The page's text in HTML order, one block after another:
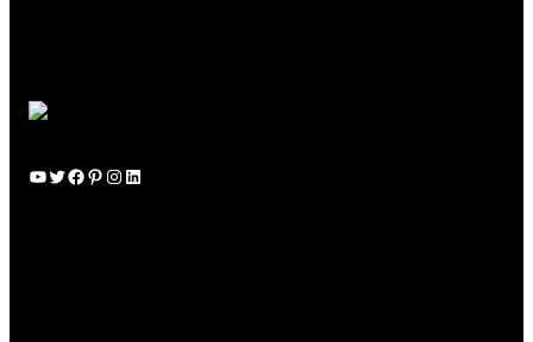
YouTube Twitter Facebook Pinterest Instagram LinkedIn